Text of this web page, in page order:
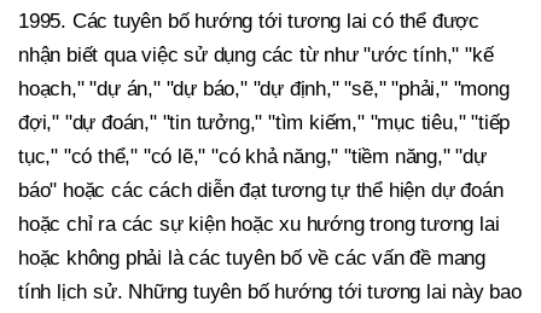
1995. Các tuyên bố hướng tới tương lai có thể được
nhận biết qua việc sử dụng các từ như "ước tính," "kế
hoạch," "dự án," "dự báo," "dự định," "sẽ," "phải," "mong
đợi," "dự đoán," "tin tưởng," "tìm kiếm," "mục tiêu," "tiếp
tục," "có thể," "có lẽ," "có khả năng," "tiềm năng," "dự
báo" hoặc các cách diễn đạt tương tự thể hiện dự đoán
hoặc chỉ ra các sự kiện hoặc xu hướng trong tương lai
hoặc không phải là các tuyên bố về các vấn đề mang
tính lịch sử. Những tuyên bố hướng tới tương lai này bao